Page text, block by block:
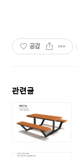
공감
관련글